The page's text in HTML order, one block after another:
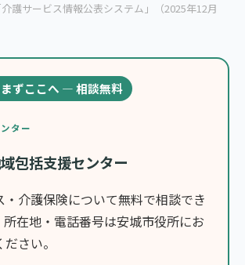
護サービス情報公表システム」（2025年12月
ずここへ — 相談無料
ター
包括支援センター
・介護保険について無料で相談でき
所在地・電話番号は安城市役所にお
さい。